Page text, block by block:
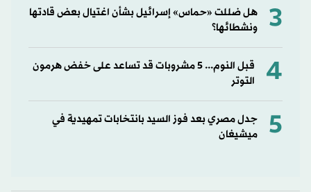
3
هل ضللت «حماس» إسرائيل بشأن اغتيال بعض قادتها
ونشطائها؟
4
قبل النوم... 5 مشروبات قد تساعد على خفض هرمون
التوتر
5
جدل مصري بعد فوز السيد بانتخابات تمهيدية في
ميشيغان